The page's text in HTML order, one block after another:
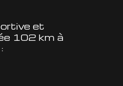
et
102 km à